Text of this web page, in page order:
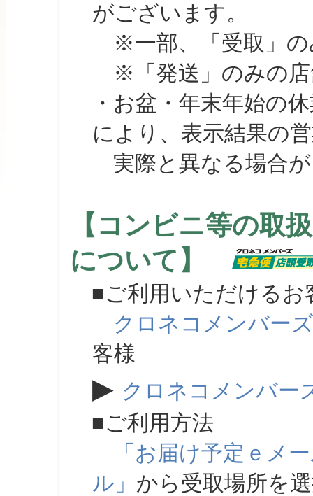
がございます。
※一部、「受取」の
※「発送」のみの店
・お盆・年末年始の
により、表示結果の
実際と異なる場合が
【コンビニ等の取
について】
■ご利用いただけるお
クロネコメンバーズ
客様
▶ クロネコメンバー
■ご利用方法
「お届け予定ｅメ
ル」 から受取場所を